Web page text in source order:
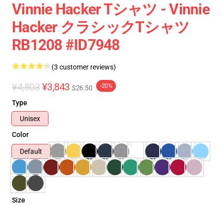
Vinnie Hacker Tシャツ - Vinnie
Hacker クラシックTシャツ
RB1208 #ID7948
(3 customer reviews)
¥4,803 ¥3,843 $26.50 -20%
Type
Unisex
Color
Default
Size